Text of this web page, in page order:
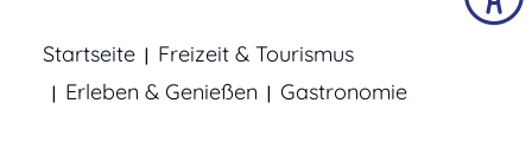
Startseite
Freizeit & Tourismus
Erleben & Genießen
Gastronomie